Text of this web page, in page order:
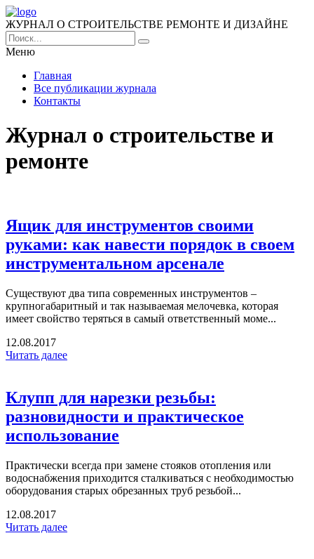
ЖУРНАЛ О СТРОИТЕЛЬСТВЕ РЕМОНТЕ И ДИЗАЙНЕ
Меню
Главная
Все публикации журнала
Контакты
Журнал о строительстве и
ремонте
Ящик для инструментов своими
руками: как навести порядок в своем
инструментальном арсенале
Существуют два типа современных инструментов –
крупногабаритный и так называемая мелочевка, которая
имеет свойство теряться в самый ответственный моме...
12.08.2017
Читать далее
Клупп для нарезки резьбы:
разновидности и практическое
использование
Практически всегда при замене стояков отопления или
водоснабжения приходится сталкиваться с необходимостью
оборудования старых обрезанных труб резьбой...
12.08.2017
Читать далее